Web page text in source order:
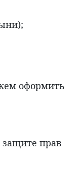
оформить
защите прав